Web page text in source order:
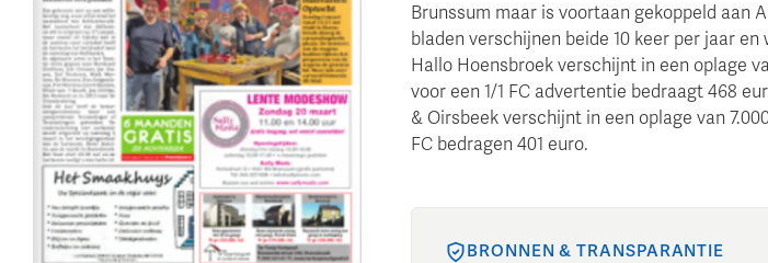
Brunssum maar is voortaan gekoppeld aan
bladen verschijnen beide 10 keer per jaar
Hallo Hoensbroek verschijnt in een oplage
voor een 1/1 FC advertentie bedraagt 468
& Oirsbeek verschijnt in een oplage van
FC bedragen 401 euro.
BRONNEN & TRANSPARANTIE